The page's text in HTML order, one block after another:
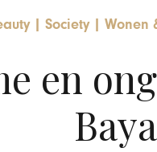
Society Wonen
en